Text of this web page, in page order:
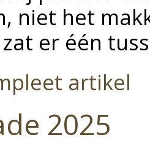
niet het
er één
artikel
2025